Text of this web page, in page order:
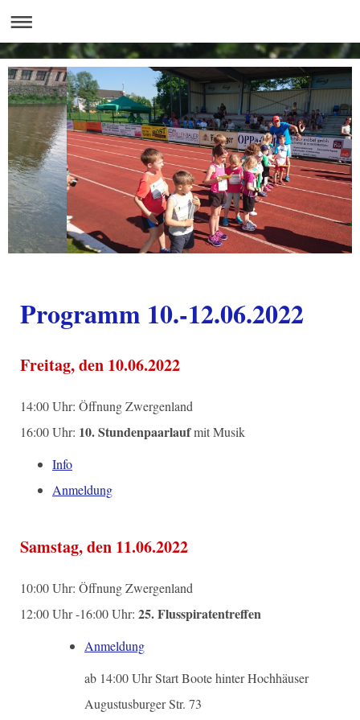
Programm 10.-12.06.2022
Freitag, den 10.06.2022
14:00 Uhr: Öffnung Zwergenland
16:00 Uhr: 10. Stundenpaarlaufmit Musik
Info
Anmeldung
Samstag, den 11.06.2022
10:00 Uhr: Öffnung Zwergenland
12:00 Uhr -16:00 Uhr: 25. Flusspiratentreffen
Anmeldung
ab 14:00 Uhr Start Boote hinter Hochhäuser
Augustusburger Str. 73